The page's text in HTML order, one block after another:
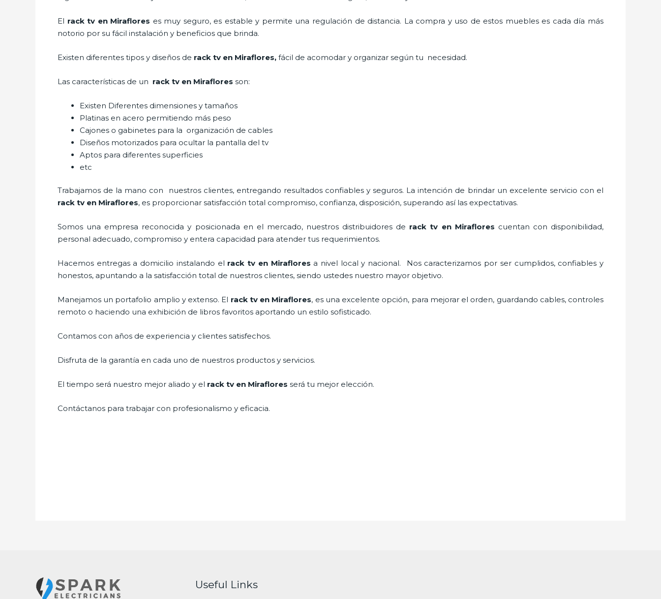
El rack tv en Miraflores es muy seguro, es estable y permite una regulación de distancia. La compra y uso de estos muebles es cada día más
notorio por su fácil instalación y beneficios que brinda.
Existen diferentes tipos y diseños de rack tv en Miraflores, fácil de acomodar y organizar según tu necesidad.
Las características de un rack tv en Miraflores son:
Existen Diferentes dimensiones y tamaños
Platinas en acero permitiendo más peso
Cajones o gabinetes para la organización de cables
Diseños motorizados para ocultar la pantalla del tv
Aptos para diferentes superficies
etc
Trabajamos de la mano con nuestros clientes, entregando resultados confiables y seguros. La intención de brindar un excelente servicio con el
rack tv en Miraflores, es proporcionar satisfacción total compromiso, confianza, disposición, superando así las expectativas.
Somos una empresa reconocida y posicionada en el mercado, nuestros distribuidores de rack tv en Miraflores cuentan con disponibilidad,
personal adecuado, compromiso y entera capacidad para atender tus requerimientos.
Hacemos entregas a domicilio instalando el rack tv en Miraflores a nivel local y nacional.
Nos caracterizamos por ser cumplidos, confiables y
honestos, apuntando a la satisfacción total de nuestros clientes, siendo ustedes nuestro mayor objetivo.
Manejamos un portafolio amplio y extenso. El rack tv en Miraflores, es una excelente opción, para mejorar el orden, guardando cables, controles
remoto o haciendo una exhibición de libros favoritos aportando un estilo sofisticado.
Contamos con años de experiencia y clientes satisfechos.
Disfruta de la garantía en cada uno de nuestros productos y servicios.
El tiempo será nuestro mejor aliado y el rack tv en Miraflores será tu mejor elección.
Contáctanos para trabajar con profesionalismo y eficacia.
Useful Links